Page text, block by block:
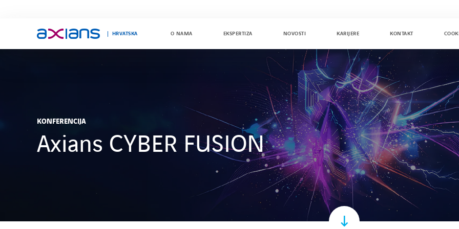
HRVATSKA O NAMA EKSPERTIZA NOVOSTI KARIJERE KONTAKT
KONFERENCIJA
Axians CYBER FUSION